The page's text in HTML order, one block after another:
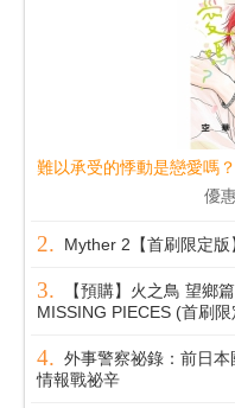
難以承受的悸動是戀愛嗎
優
Myther 2【首刷限定版
【預購】火之鳥 望鄉
MISSING PIECES (首刷
外事警察祕錄：前日
情報戰祕辛